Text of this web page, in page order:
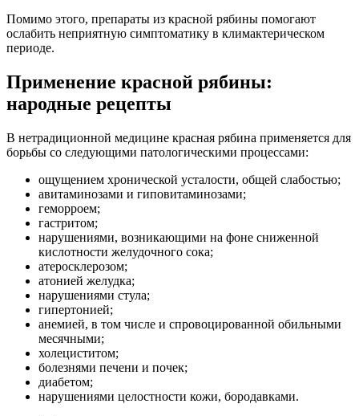
Помимо этого, препараты из красной рябины помогают
ослабить неприятную симптоматику в климактерическом
периоде.
Применение красной рябины:
народные рецепты
В нетрадиционной медицине красная рябина применяется для
борьбы со следующими патологическими процессами:
ощущением хронической усталости, общей слабостью;
авитаминозами и гиповитаминозами;
геморроем;
гастритом;
нарушениями, возникающими на фоне сниженной
кислотности желудочного сока;
атеросклерозом;
атонией желудка;
нарушениями стула;
гипертонией;
анемией, в том числе и спровоцированной обильными
месячными;
холециститом;
болезнями печени и почек;
диабетом;
нарушениями целостности кожи, бородавками.